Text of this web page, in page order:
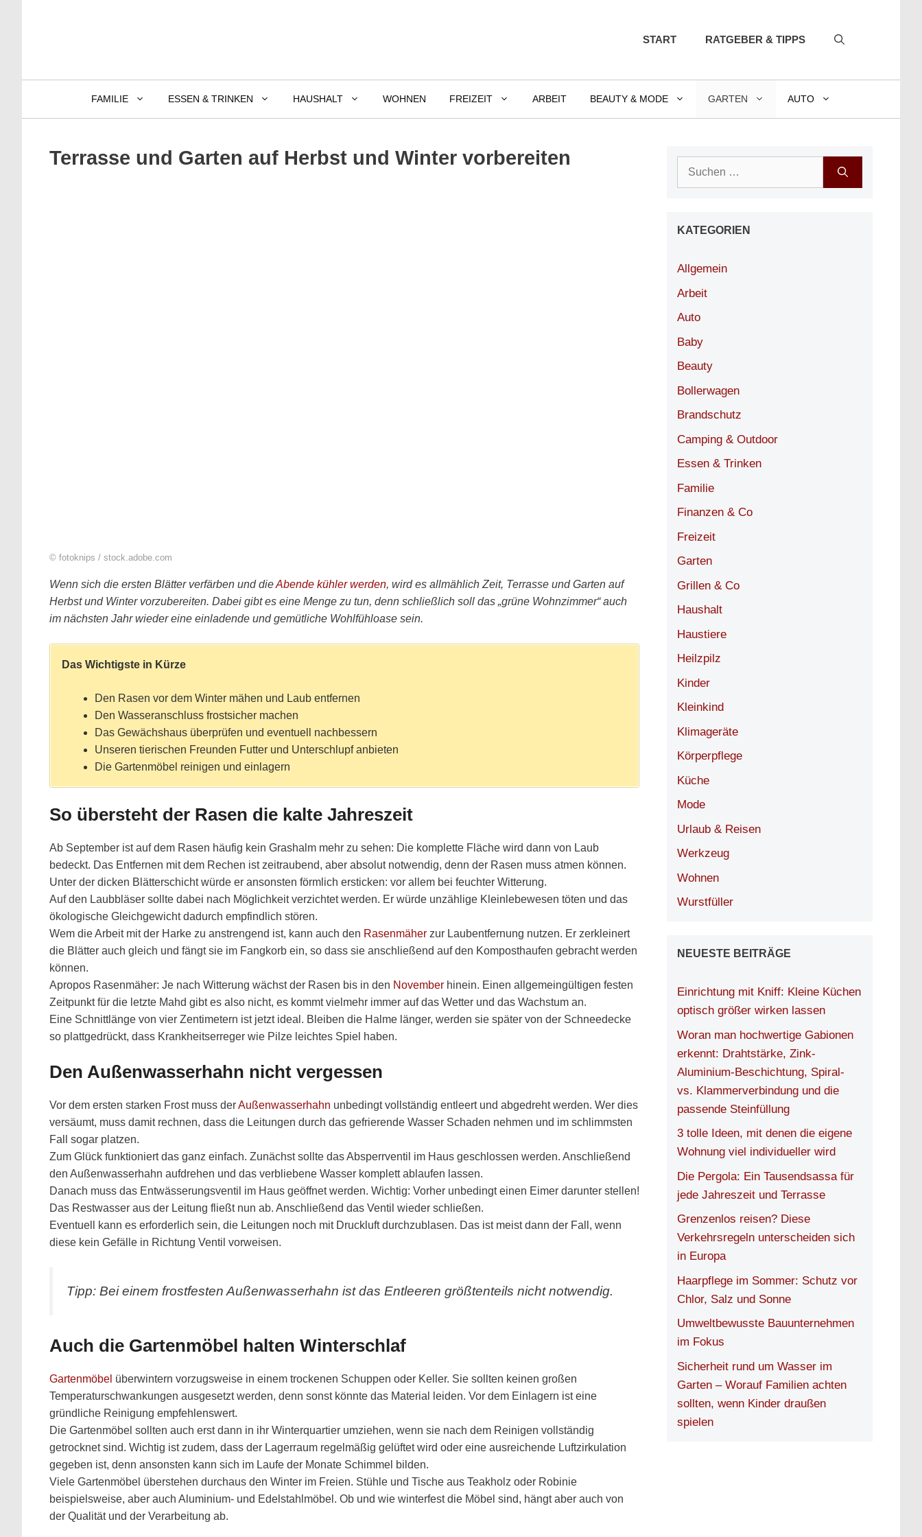
START RATGEBER & TIPPS
FAMILIE ESSEN & TRINKEN HAUSHALT WOHNEN FREIZEIT ARBEIT BEAUTY & MODE GARTEN AUTO
Terrasse und Garten auf Herbst und Winter vorbereiten
© fotoknips / stock.adobe.com
Wenn sich die ersten Blätter verfärben und dieAbende kühler werden, wird es allmählich Zeit, Terrasse und Garten auf
Herbst und Winter vorzubereiten. Dabei gibt es eine Menge zu tun, denn schließlich soll das „grüne Wohnzimmer“ auch
im nächsten Jahr wieder eine einladende und gemütliche Wohlfühloase sein.
Das Wichtigste in Kürze
Den Rasen vor dem Winter mähen und Laub entfernen
Den Wasseranschluss frostsicher machen
Das Gewächshaus überprüfen und eventuell nachbessern
Unseren tierischen Freunden Futter und Unterschlupf anbieten
Die Gartenmöbel reinigen und einlagern
So übersteht der Rasen die kalte Jahreszeit
Ab September ist auf dem Rasen häufig kein Grashalm mehr zu sehen: Die komplette Fläche wird dann von Laub
bedeckt. Das Entfernen mit dem Rechen ist zeitraubend, aber absolut notwendig, denn der Rasen muss atmen können.
Unter der dicken Blätterschicht würde er ansonsten förmlich ersticken: vor allem bei feuchter Witterung.
Auf den Laubbläser sollte dabei nach Möglichkeit verzichtet werden. Er würde unzählige Kleinlebewesen töten und das
ökologische Gleichgewicht dadurch empfindlich stören.
Wem die Arbeit mit der Harke zu anstrengend ist, kann auch den Rasenmäher zur Laubentfernung nutzen. Er zerkleinert
die Blätter auch gleich und fängt sie im Fangkorb ein, so dass sie anschließend auf den Komposthaufen gebracht werden
können.
Apropos Rasenmäher: Je nach Witterung wächst der Rasen bis in den November hinein. Einen allgemeingültigen festen
Zeitpunkt für die letzte Mahd gibt es also nicht, es kommt vielmehr immer auf das Wetter und das Wachstum an.
Eine Schnittlänge von vier Zentimetern ist jetzt ideal. Bleiben die Halme länger, werden sie später von der Schneedecke
so plattgedrückt, dass Krankheitserreger wie Pilze leichtes Spiel haben.
Den Außenwasserhahn nicht vergessen
Vor dem ersten starken Frost muss derAußenwasserhahn unbedingt vollständig entleert und abgedreht werden. Wer dies
versäumt, muss damit rechnen, dass die Leitungen durch das gefrierende Wasser Schaden nehmen und im schlimmsten
Fall sogar platzen.
Zum Glück funktioniert das ganz einfach. Zunächst sollte das Absperrventil im Haus geschlossen werden. Anschließend
den Außenwasserhahn aufdrehen und das verbliebene Wasser komplett ablaufen lassen.
Danach muss das Entwässerungsventil im Haus geöffnet werden. Wichtig: Vorher unbedingt einen Eimer darunter stellen!
Das Restwasser aus der Leitung fließt nun ab. Anschließend das Ventil wieder schließen.
Eventuell kann es erforderlich sein, die Leitungen noch mit Druckluft durchzublasen. Das ist meist dann der Fall, wenn
diese kein Gefälle in Richtung Ventil vorweisen.
Tipp: Bei einem frostfesten Außenwasserhahn ist das Entleeren größtenteils nicht notwendig.
Auch die Gartenmöbel halten Winterschlaf
Gartenmöbel überwintern vorzugsweise in einem trockenen Schuppen oder Keller. Sie sollten keinen großen
Temperaturschwankungen ausgesetzt werden, denn sonst könnte das Material leiden. Vor dem Einlagern ist eine
gründliche Reinigung empfehlenswert.
Die Gartenmöbel sollten auch erst dann in ihr Winterquartier umziehen, wenn sie nach dem Reinigen vollständig
getrocknet sind. Wichtig ist zudem, dass der Lagerraum regelmäßig gelüftet wird oder eine ausreichende Luftzirkulation
gegeben ist, denn ansonsten kann sich im Laufe der Monate Schimmel bilden.
Viele Gartenmöbel überstehen durchaus den Winter im Freien. Stühle und Tische aus Teakholz oder Robinie
beispielsweise, aber auch Aluminium- und Edelstahlmöbel. Ob und wie winterfest die Möbel sind, hängt aber auch von
der Qualität und der Verarbeitung ab.
Suchen
KATEGORIEN
Allgemein
Arbeit
Auto
Baby
Beauty
Bollerwagen
Brandschutz
Camping & Outdoor
Essen & Trinken
Familie
Finanzen & Co
Freizeit
Garten
Grillen & Co
Haushalt
Haustiere
Heilzpilz
Kinder
Kleinkind
Klimageräte
Körperpflege
Küche
Mode
Urlaub & Reisen
Werkzeug
Wohnen
Wurstfüller
NEUESTE BEITRÄGE
Einrichtung mit Kniff: Kleine Küchen
optisch größer wirken lassen
Woran man hochwertige Gabionen
erkennt: Drahtstärke, Zink-
Aluminium-Beschichtung, Spiral-
vs. Klammerverbindung und die
passende Steinfüllung
3 tolle Ideen, mit denen die eigene
Wohnung viel individueller wird
Die Pergola: Ein Tausendsassa für
jede Jahreszeit und Terrasse
Grenzenlos reisen? Diese
Verkehrsregeln unterscheiden sich
in Europa
Haarpflege im Sommer: Schutz vor
Chlor, Salz und Sonne
Umweltbewusste Bauunternehmen
im Fokus
Sicherheit rund um Wasser im
Garten – Worauf Familien achten
sollten, wenn Kinder draußen
spielen